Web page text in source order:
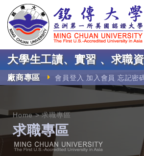
大學生工讀、實習 、求職
廠商專區 會員登入 加入會員 忘記密
Home 求職專區
求職專區